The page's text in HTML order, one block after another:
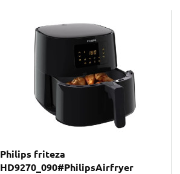
Philips friteza
HD9270_090#PhilipsAirfryer